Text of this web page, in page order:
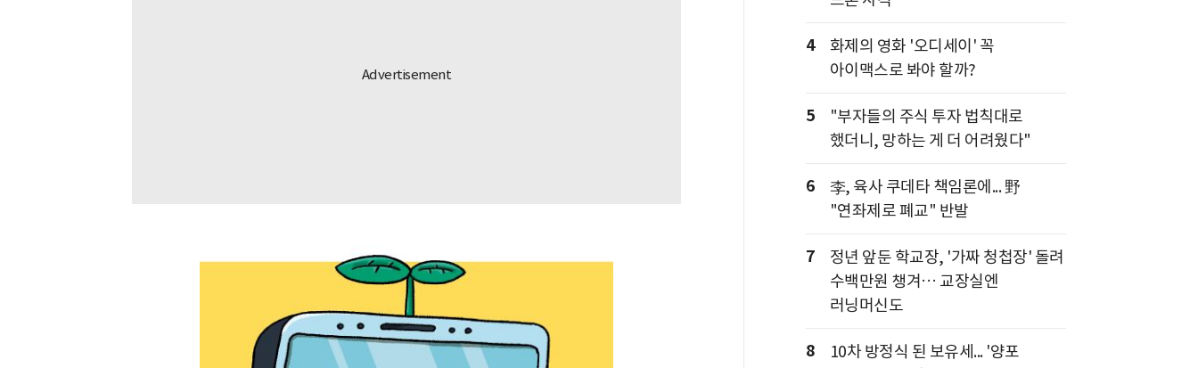
4
화제의 영화 '오디세이' 꼭
아이맥스로 봐야 할까?
5
"부자들의 주식 투자 법칙대로
했더니, 망하는 게 더 어려웠다"
6
李, 육사 쿠데타 책임론에... 野
"연좌제로 폐교" 반발
7
정년 앞둔 학교장, '가짜 청첩장' 돌려
수백만원 챙겨… 교장실엔
러닝머신도
8
10차 방정식 된 보유세... '양포